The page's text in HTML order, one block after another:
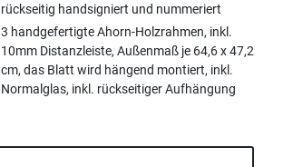
rückseitig handsigniert und nummeriert
3 handgefertigte Ahorn-Holzrahmen, inkl.
10mm Distanzleiste, Außenmaß je 64,6 x 47,2
cm, das Blatt wird hängend montiert, inkl.
Normalglas, inkl. rückseitiger Aufhängung